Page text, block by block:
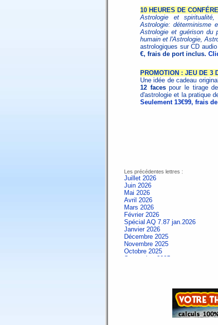
10 HEURES DE
Astrologie et
Astrologie: déterminisme
Astrologie et guérison du
humain et l'Astrologie,
astrologiques sur CD
€, frais de port inclus.
PROMOTION : JEU DE 3
Une idée de cadeau
12 facespour le tirage
d'astrologie et la pratique
Seulement 13€99, frais
Les précédentes lettres :
Juillet 2026
Juin 2026
Mai 2026
Avril 2026
Mars 2026
Février 2026
Spécial AQ 7.87 jan.2026
Janvier 2026
Décembre 2025
Novembre 2025
Octobre 2025
Septembre 2025
Spécial AQ 7.84 jan.2025